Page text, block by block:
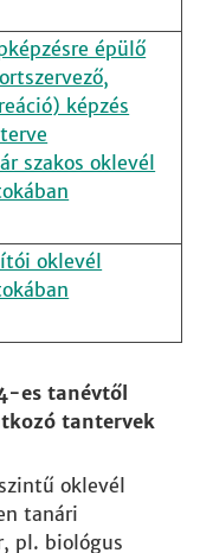
épülő
képzés
szakos oklevél
oklevél
es tanévtől
tantervek
oklevél
tanári
pl. biológus